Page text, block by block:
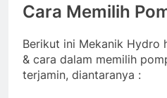
Cara Memilih
Berikut ini Mekanik Hydro
& cara dalam memilih
terjamin, diantaranya :